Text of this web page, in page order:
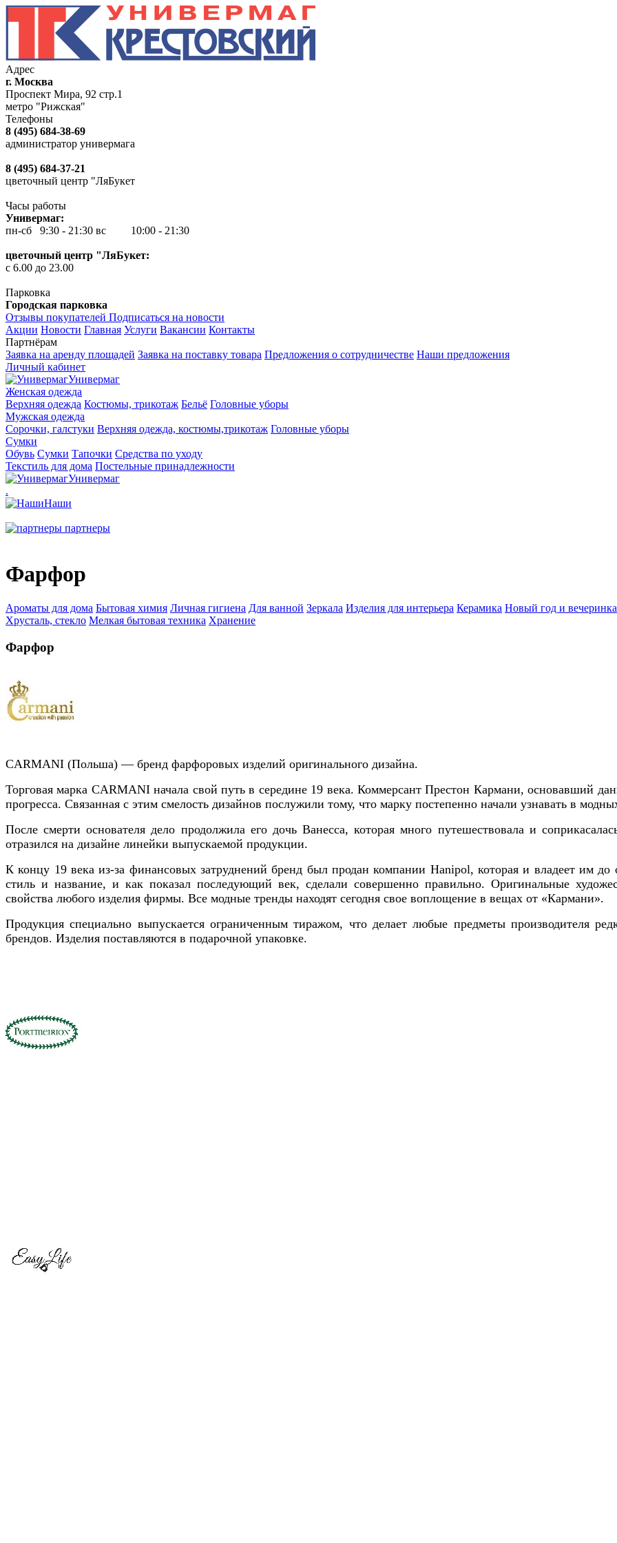
Адрес
г. Москва
Проспект Мира, 92 стр.1
метро "Рижская"
Телефоны
8 (495) 684-38-69
администратор универмага
8 (495) 684-37-21
цветочный центр "ЛяБукет
Часы работы
Универмаг:
пн-сб 9:30 - 21:30 вс 10:00 - 21:30
цветочный центр "ЛяБукет:
с 6.00 до 23.00
Парковка
Городская парковка
Отзывы покупателей Подписаться на новости
Акции Новости Главная Услуги Вакансии Контакты
Партнёрам
Заявка на аренду площадей Заявка на поставку товара Предложения о сотрудничестве Наши предложения
Личный кабинет
Универмаг
Женская одежда
Верхняя одежда Костюмы, трикотаж Бельё Головные уборы
Мужская одежда
Сорочки, галстуки Верхняя одежда, костюмы,трикотаж Головные уборы
Сумки
Обувь Сумки Тапочки Средства по уходу
Текстиль для дома Постельные принадлежности
Универмаг
.
Наши
партнеры
Фарфор
Ароматы для дома Бытовая химия Личная гигиена Для ванной Зеркала Изделия для интерьера Керамика Новый год и вечеринка
Хрусталь, стекло Мелкая бытовая техника Хранение
Фарфор
CARMANI (Польша) — бренд фарфоровых изделий оригинального дизайна.
Торговая марка CARMANI начала свой путь в середине 19 века. Коммерсант Престон Кармани, основавший
прогресса. Связанная с этим смелость дизайнов послужили тому, что марку постепенно начали узнавать в
После смерти основателя дело продолжила его дочь Ванесса, которая много путешествовала и
отразился на дизайне линейки выпускаемой продукции.
К концу 19 века из-за финансовых затруднений бренд был продан компании Hanipol, которая и владеет им
стиль и название, и как показал последующий век, сделали совершенно правильно. Оригинальные
свойства любого изделия фирмы. Все модные тренды находят сегодня свое воплощение в вещах от «Кармани».
Продукция специально выпускается ограниченным тиражом, что делает любые предметы производителя
брендов. Изделия поставляются в подарочной упаковке.